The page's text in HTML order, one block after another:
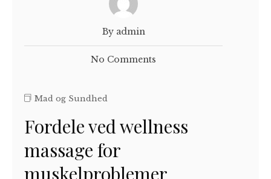
By admin
No Comments
Mad og Sundhed
Fordele ved wellness
massage for
muskelproblemer